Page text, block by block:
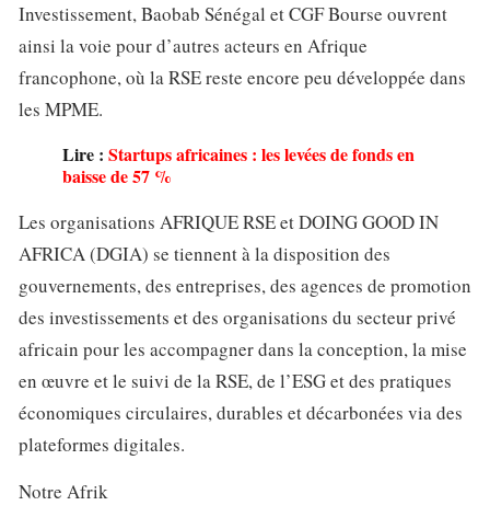
Investissement, Baobab Sénégal et CGF Bourse ouvrent
ainsi la voie pour d’autres acteurs en Afrique
francophone, où la RSE reste encore peu développée dans
les MPME.
Lire : Startups africaines : les levées de fonds en
baisse de 57 %
Les organisations AFRIQUE RSE et DOING GOOD IN
AFRICA (DGIA) se tiennent à la disposition des
gouvernements, des entreprises, des agences de promotion
des investissements et des organisations du secteur privé
africain pour les accompagner dans la conception, la mise
en œuvre et le suivi de la RSE, de l’ESG et des pratiques
économiques circulaires, durables et décarbonées via des
plateformes digitales.
Notre Afrik